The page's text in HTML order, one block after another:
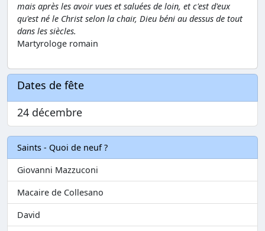
mais après les avoir vues et saluées de loin, et c'est d'eux
qu'est né le Christ selon la chair, Dieu béni au dessus de tout
dans les siècles.
Martyrologe romain
Dates de fête
24 décembre
Saints - Quoi de neuf ?
Giovanni Mazzuconi
Macaire de Collesano
David